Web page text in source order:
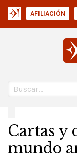
AFILIACIÓN
Cartas y
mundo